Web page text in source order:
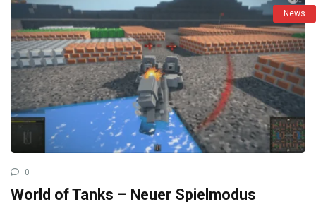
News
0
World of Tanks – Neuer Spielmodus